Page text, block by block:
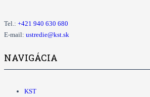
Tel.: +421 940 630 680
E-mail: ustredie@kst.sk
NAVIGÁCIA
KST